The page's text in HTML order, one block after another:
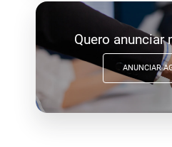
Quero anunciar
ANUNCIAR